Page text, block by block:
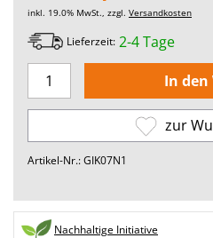
inkl. 19.0% MwSt., zzgl. Versandkosten
Lieferzeit: 2-4 Tage
zur
Artikel-Nr.: GIK07N1
Nachhaltige Initiative